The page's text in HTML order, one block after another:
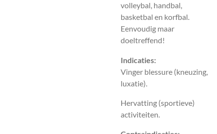
volleybal, handbal,
basketbal en korfbal.
Eenvoudig maar
doeltreffend!
Indicaties:
Vinger blessure (kneuzing,
luxatie).
Hervatting (sportieve)
activiteiten.